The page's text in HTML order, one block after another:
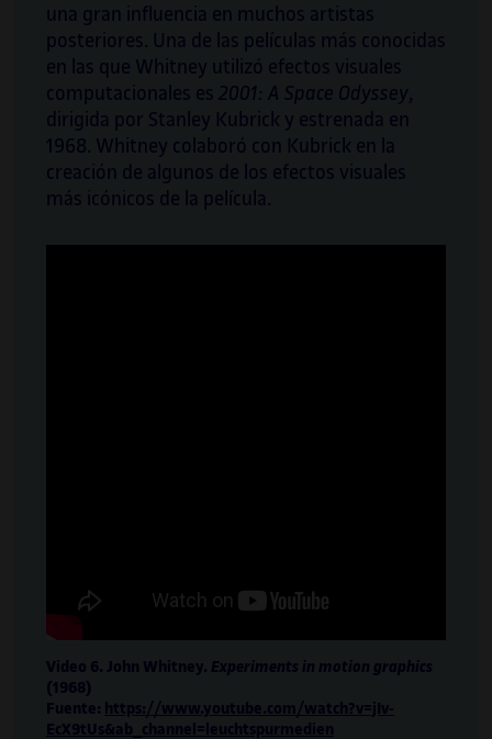
una gran influencia en muchos artistas
posteriores. Una de las películas más conocidas
en las que Whitney utilizó efectos visuales
computacionales es 2001: A Space Odyssey,
dirigida por Stanley Kubrick y estrenada en
1968. Whitney colaboró con Kubrick en la
creación de algunos de los efectos visuales
más icónicos de la película.
Video 6. John Whitney. Experiments in motion graphics
(1968)
Fuente: https://www.youtube.com/watch?v=jIv-
EcX9tUs&ab_channel=leuchtspurmedien